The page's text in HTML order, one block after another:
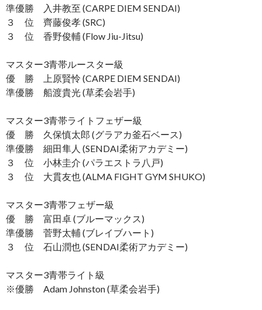
準優勝 入井教至 (CARPE DIEM SENDAI)
３ 位 齊藤俊孝 (SRC)
３ 位 香野俊輔 (Flow Jiu-Jitsu)
マスター3青帯ルースター級
優 勝 上原賢怜 (CARPE DIEM SENDAI)
準優勝 船渡貴光 (草柔会岩手)
マスター3青帯ライトフェザー級
優 勝 久保慎太郎 (グラアカ釜石ベース)
準優勝 細田隼人 (SENDAI柔術アカデミー)
３ 位 小林圭介 (パラエストラ八戸)
３ 位 大貫友也 (ALMA FIGHT GYM SHUKO)
マスター3青帯フェザー級
優 勝 富田卓 (ブルーマックス)
準優勝 菅野太輔 (ブレイブハート)
３ 位 石山潤也 (SENDAI柔術アカデミー)
マスター3青帯ライト級
※優勝 Adam Johnston (草柔会岩手)